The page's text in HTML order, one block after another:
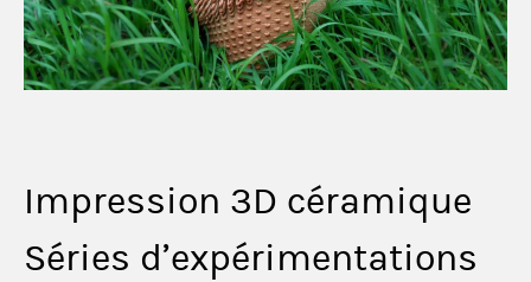
Impression 3D céramique
Séries d’expérimentations